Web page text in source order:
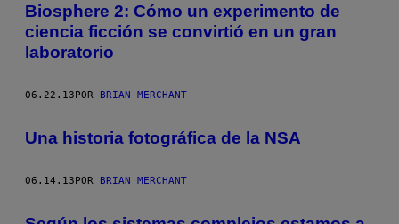
Biosphere 2: Cómo un experimento de
ciencia ficción se convirtió en un gran
laboratorio
06.22.13POR BRIAN MERCHANT
Una historia fotográfica de la NSA
06.14.13POR BRIAN MERCHANT